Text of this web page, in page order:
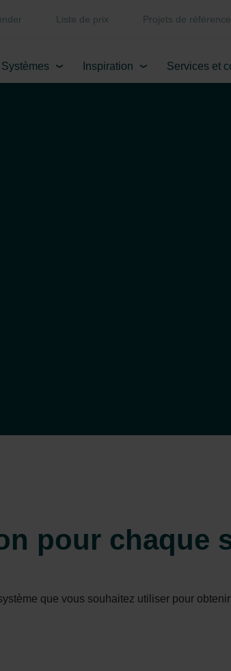
Liste de prix Projets de référence
Systèmes Inspiration Services et
pour chaque
que vous souhaitez utiliser pour